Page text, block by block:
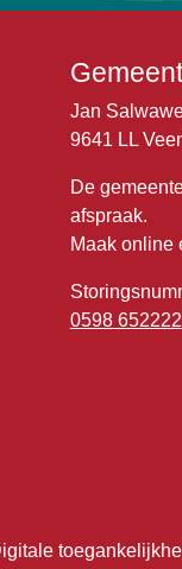
Jan
9641 LL
De
afspraak.
Maak online
0598 652222